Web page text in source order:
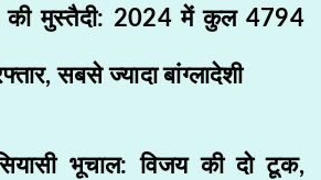
की मुस्तैदी: 2024 में कुल 4794
सबसे ज्यादा बांग्लादेशी
भूचाल: विजय की दो टूक,